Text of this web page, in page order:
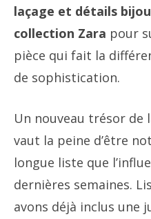
laçage et détails
collection Zara pour
pièce qui fait la
de sophistication.
Un nouveau trésor de
vaut la peine d’être
longue liste que
dernières semaines.
avons déjà inclus une